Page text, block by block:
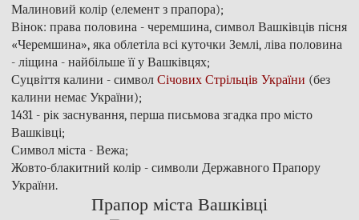
Малиновий колір (елемент з прапора);
Вінок: права половина - черемшина, символ Вашківців пісня
«Черемшина», яка облетіла всі куточки Землі, ліва половина
- ліщина - найбільше її у Вашківцях;
Суцвіття калини - символ Січових Стрільців України (без
калини немає України);
1431 - рік заснування, перша письмова згадка про місто
Вашківці;
Символ міста - Вежа;
Жовто-блакитний колір - символи Державного Прапору
України.
Прапор міста Вашківці